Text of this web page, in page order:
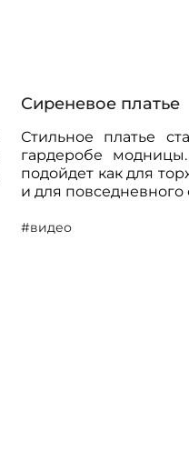
Сиреневое платье
Стильное платье
гардеробе
подойдет как для
и для повседневного
#видео